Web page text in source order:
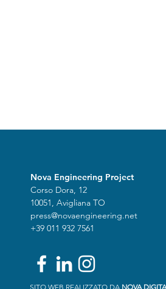
Nova Engineering Project
Corso Dora, 12
10051, Avigliana TO
press@novaengineering.net
+39 011 932 7561
SITO WEB REALIZZATO DA NOVA